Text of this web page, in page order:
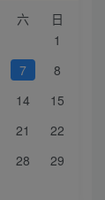
六
日
1
7
8
14
15
21
22
28
29